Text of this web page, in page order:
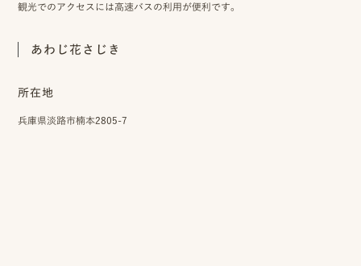
観光でのアクセスには高速バスの利用が便利です。
あわじ花さじき
所在地
兵庫県淡路市楠本2805-7